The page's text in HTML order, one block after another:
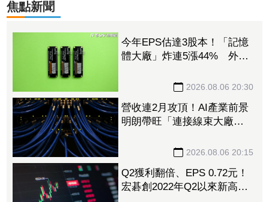
焦點新聞
今年EPS估達3股本！「記憶
體大廠」炸連5漲44% 外資
2026.08.06 20:30
營收連2月攻頂！AI產業前景
明朗帶旺「連接線束大廠」
2026.08.06 20:15
Q2獲利翻倍、EPS 0.72元！
宏碁創2022年Q2以來新高